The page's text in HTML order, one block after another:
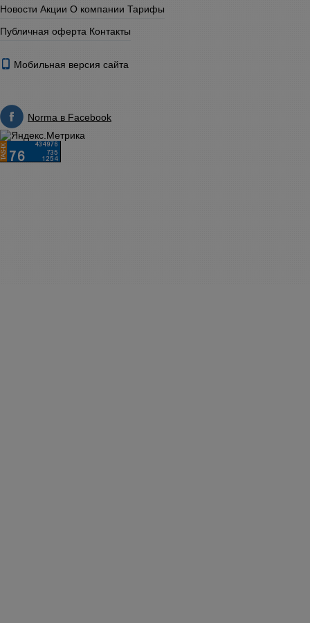
Новости Акции О компании Тарифы
Публичная оферта Контакты
Мобильная версия сайта
Norma в Facebook